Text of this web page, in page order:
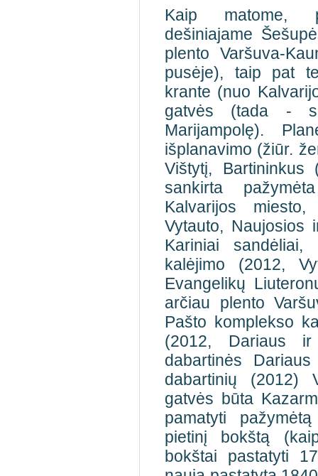
Kaip matome,
dešiniajame
plento Varšuva-
pusėje), taip pat
krante (nuo
gatvės (tada -
Marijampolę).
išplanavimo (žiūr.
Vištytį,
sankirta
Kalvarijos
Vytauto, Naujosios
Kariniai
kalėjimo (2012,
Evangelikų
arčiau plento
Pašto komplekso
(2012, Dariaus
dabartinės
dabartinių (2012)
gatvės būta
pamatyti
pietinį bokštą
bokštai pastatyti